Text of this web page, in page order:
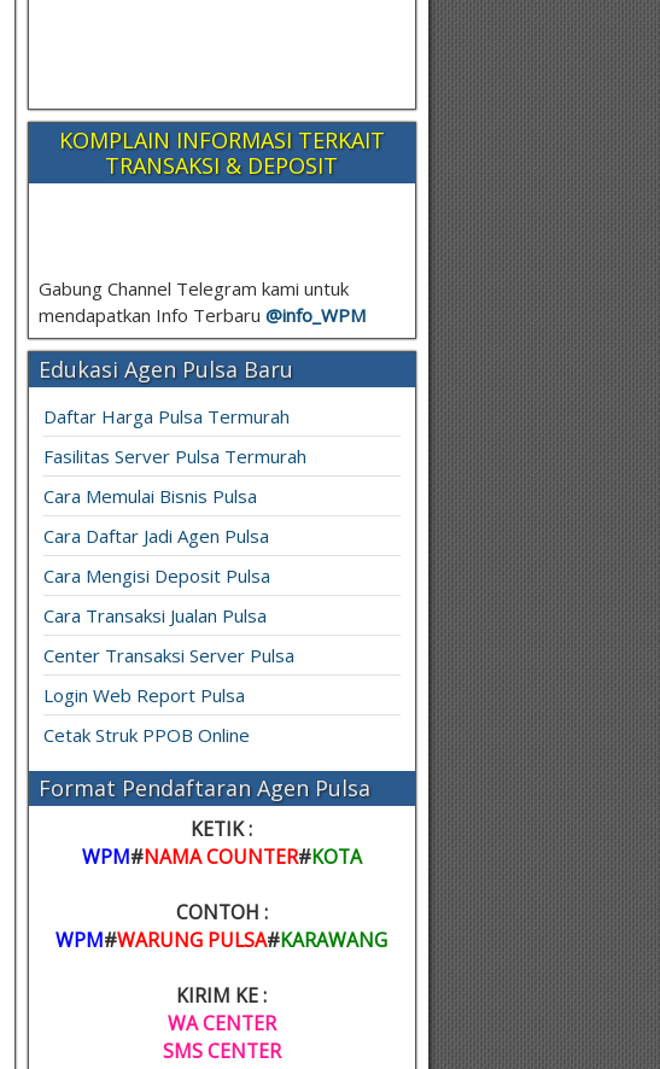
KOMPLAIN INFORMASI TERKAIT
TRANSAKSI & DEPOSIT
Gabung Channel Telegram kami untuk
mendapatkan Info Terbaru @info_ WPM
Edukasi Agen Pulsa Baru
Daftar Harga Pulsa Termurah
Fasilitas Server Pulsa Termurah
Cara Memulai Bisnis Pulsa
Cara Daftar Jadi Agen Pulsa
Cara Mengisi Deposit Pulsa
Cara Transaksi Jualan Pulsa
Center Transaksi Server Pulsa
Login Web Report Pulsa
Cetak Struk PPOB Online
Format Pendaftaran Agen Pulsa
KETIK :
WPM#NAMA COUNTER#KOTA
CONTOH :
WPM#WARUNG PULSA#KARAWANG
KIRIM KE :
WA CENTER
SMS CENTER